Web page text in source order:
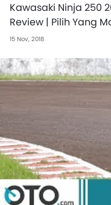
Kawasaki Ninja 250
Review | Pilih Yang
15 Nov, 2018